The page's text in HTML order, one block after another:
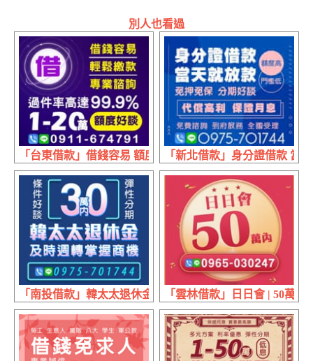
別人也看過
「台東借款」借錢容易 額度好談 | 1~20萬 專業諮詢輕鬆繳款
「新北借款」身分證借款 當
「南投借款」韓太太退休金 即時周轉掌握商機 | 30萬內 條
「雲林借款」日日會 | 50萬內